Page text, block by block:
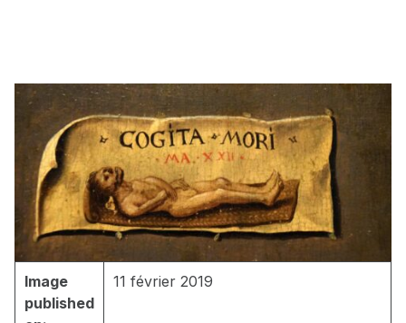
Image
published
11 février 2019